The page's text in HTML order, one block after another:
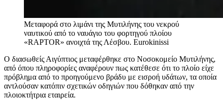
Μεταφορά στο λιμάνι της Μυτιλήνης του νεκρού
ναυτικού από το ναυάγιο του φορτηγού πλοίου
«RAPTOR» ανοιχτά της Λέσβου. Eurokinissi
Ο διασωθείς Αιγύπτιος μεταφέρθηκε στο Νοσοκομείο Μυτιλήνης,
από όπου πληροφορίες αναφέρουν πως κατέθεσε ότι το πλοίο είχε
πρόβλημα από το προηγούμενο βράδυ με εισροή υδάτων, τα οποία
αντλούσαν κατόπιν σχετικών οδηγιών που δόθηκαν από την
πλοιοκτήτρια εταιρεία.